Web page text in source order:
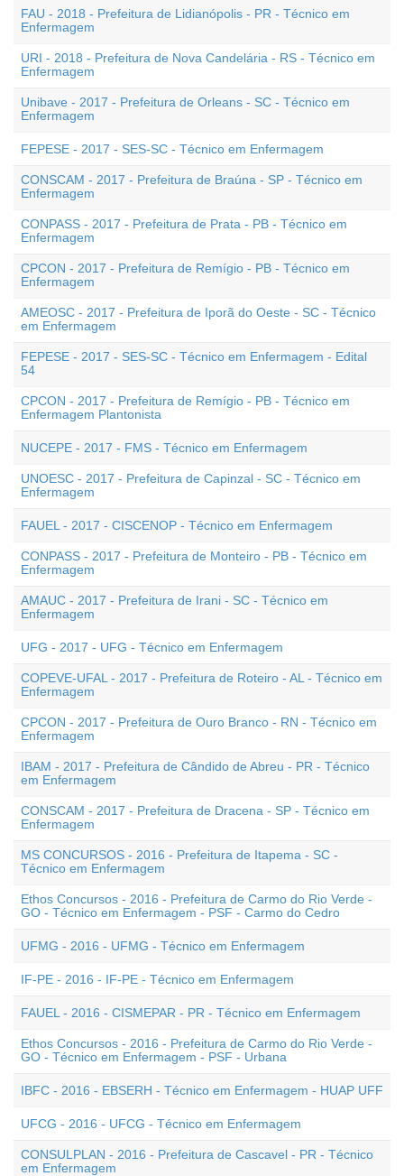
FAU - 2018 - Prefeitura de Lidianópolis - PR - Técnico em
Enfermagem
URI - 2018 - Prefeitura de Nova Candelária - RS - Técnico em
Enfermagem
Unibave - 2017 - Prefeitura de Orleans - SC - Técnico em
Enfermagem
FEPESE - 2017 - SES-SC - Técnico em Enfermagem
CONSCAM - 2017 - Prefeitura de Braúna - SP - Técnico em
Enfermagem
CONPASS - 2017 - Prefeitura de Prata - PB - Técnico em
Enfermagem
CPCON - 2017 - Prefeitura de Remígio - PB - Técnico em
Enfermagem
AMEOSC - 2017 - Prefeitura de Iporã do Oeste - SC - Técnico
em Enfermagem
FEPESE - 2017 - SES-SC - Técnico em Enfermagem - Edital
54
CPCON - 2017 - Prefeitura de Remígio - PB - Técnico em
Enfermagem Plantonista
NUCEPE - 2017 - FMS - Técnico em Enfermagem
UNOESC - 2017 - Prefeitura de Capinzal - SC - Técnico em
Enfermagem
FAUEL - 2017 - CISCENOP - Técnico em Enfermagem
CONPASS - 2017 - Prefeitura de Monteiro - PB - Técnico em
Enfermagem
AMAUC - 2017 - Prefeitura de Irani - SC - Técnico em
Enfermagem
UFG - 2017 - UFG - Técnico em Enfermagem
COPEVE-UFAL - 2017 - Prefeitura de Roteiro - AL - Técnico em
Enfermagem
CPCON - 2017 - Prefeitura de Ouro Branco - RN - Técnico em
Enfermagem
IBAM - 2017 - Prefeitura de Cândido de Abreu - PR - Técnico
em Enfermagem
CONSCAM - 2017 - Prefeitura de Dracena - SP - Técnico em
Enfermagem
MS CONCURSOS - 2016 - Prefeitura de Itapema - SC -
Técnico em Enfermagem
Ethos Concursos - 2016 - Prefeitura de Carmo do Rio Verde -
GO - Técnico em Enfermagem - PSF - Carmo do Cedro
UFMG - 2016 - UFMG - Técnico em Enfermagem
IF-PE - 2016 - IF-PE - Técnico em Enfermagem
FAUEL - 2016 - CISMEPAR - PR - Técnico em Enfermagem
Ethos Concursos - 2016 - Prefeitura de Carmo do Rio Verde -
GO - Técnico em Enfermagem - PSF - Urbana
IBFC - 2016 - EBSERH - Técnico em Enfermagem - HUAP UFF
UFCG - 2016 - UFCG - Técnico em Enfermagem
CONSULPLAN - 2016 - Prefeitura de Cascavel - PR - Técnico
em Enfermagem